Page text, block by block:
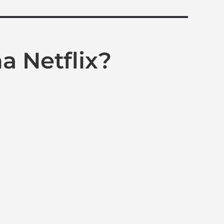
Netflix?